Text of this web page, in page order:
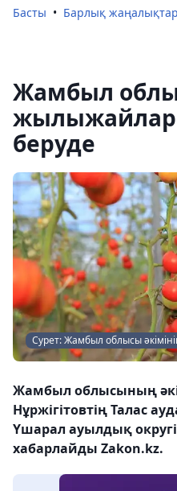
Басты Барлық жаңалықтар
Жамбыл
жылыжайлар
беруде
Сурет: Жамбыл облысы
Жамбыл облысының
Нұржігітовтің Талас
Үшарал ауылдық
хабарлайды Zakon.kz.